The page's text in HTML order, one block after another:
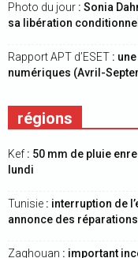
Photo du jour : Sonia
sa libération
Rapport APT d’ESET :
numériques (Avril-
régions
Kef : 50 mm de pluie
lundi
Tunisie : interruption de
annonce des
Zaghouan : important